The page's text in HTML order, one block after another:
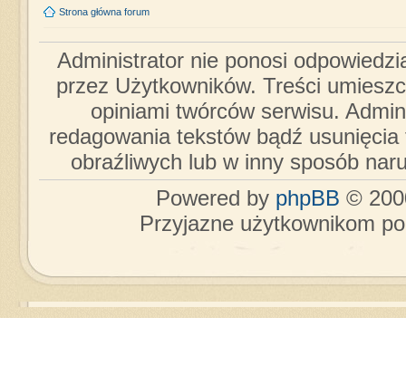
Strona główna forum
Administrator nie ponosi
przez Użytkowników. Treści
opiniami twórców serwisu.
redagowania tekstów bądź
obraźliwych lub w inny sposób
Powered by phpBB ©
Przyjazne użytkownikom